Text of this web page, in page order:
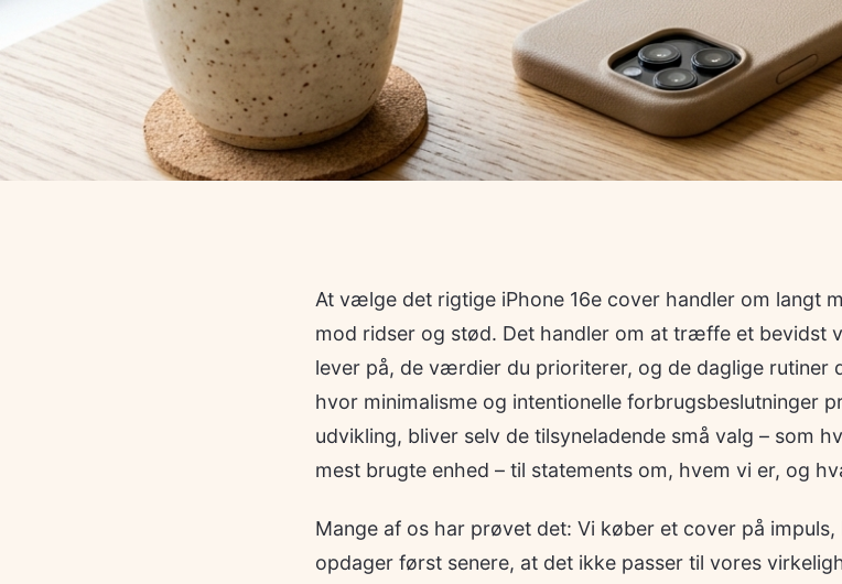
At vælge det rigtige iPhone 16e cover handler om langt
mod ridser og stød. Det handler om at træffe et bevidst
lever på, de værdier du prioriterer, og de daglige rutiner
hvor minimalisme og intentionelle forbrugsbeslutninger
udvikling, bliver selv de tilsyneladende små valg – som
mest brugte enhed – til statements om, hvem vi er, og
Mange af os har prøvet det: Vi køber et cover på
opdager først senere, at det ikke passer til vores